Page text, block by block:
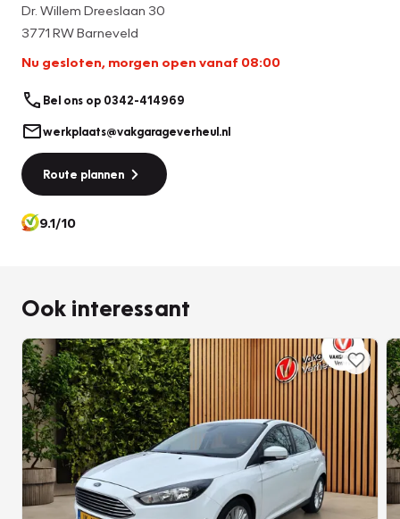
Dr. Willem Dreeslaan 30
3771 RW Barneveld
Nu gesloten, morgen open vanaf 08:00
Bel ons op 0342-414969
werkplaats@vakgarageverheul.nl
Route plannen
9.1/10
Ook interessant